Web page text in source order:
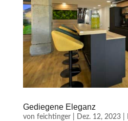
Gediegene Eleganz
von feichtinger| Dez. 12, 2023|